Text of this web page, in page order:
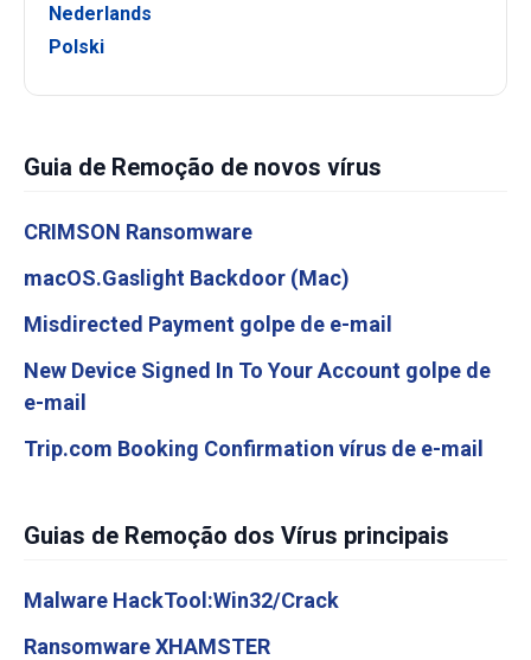
Nederlands
Polski
Guia de Remoção de novos vírus
CRIMSON Ransomware
macOS.Gaslight Backdoor (Mac)
Misdirected Payment golpe de e-mail
New Device Signed In To Your Account golpe de
e-mail
Trip.com Booking Confirmation vírus de e-mail
Guias de Remoção dos Vírus principais
Malware HackTool:Win32/Crack
Ransomware XHAMSTER